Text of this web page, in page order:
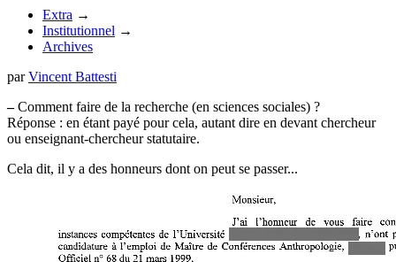
Extra →
Institutionnel →
Archives
parVincent Battesti
– Comment faire de la recherche (en sciences sociales) ?
Réponse : en étant payé pour cela, autant dire en devant chercheur
ou enseignant-chercheur statutaire.
Cela dit, il y a des honneurs dont on peut se passer...